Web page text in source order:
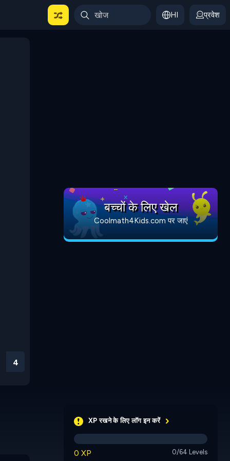
HI प्रवेश
3
बच्चों के लिए खेल
Coolmath4Kids.com पर जाएं
XP रखने के लिए लॉग इन करें
0 XP 0/64 Levels